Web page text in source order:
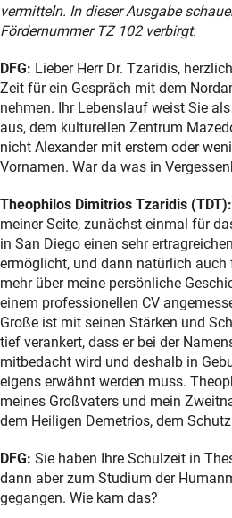
vermitteln. In dieser Ausgabe
Fördernummer TZ 102 verbirgt.
DFG: Lieber Herr Dr. Tzaridis,
Zeit für ein Gespräch mit dem
nehmen. Ihr Lebenslauf weist Sie
aus, dem kulturellen Zentrum
nicht Alexander mit erstem oder
Vornamen. War da was in
Theophilos Dimitrios Tzaridis (TDT):
meiner Seite, zunächst einmal für
in San Diego einen sehr
ermöglicht, und dann natürlich auch
mehr über meine persönliche
einem professionellen CV
Große ist mit seinen Stärken und
tief verankert, dass er bei der
mitbedacht wird und deshalb in
eigens erwähnt werden muss.
meines Großvaters und mein
dem Heiligen Demetrios, dem
DFG: Sie haben Ihre Schulzeit in
dann aber zum Studium der
gegangen. Wie kam das?